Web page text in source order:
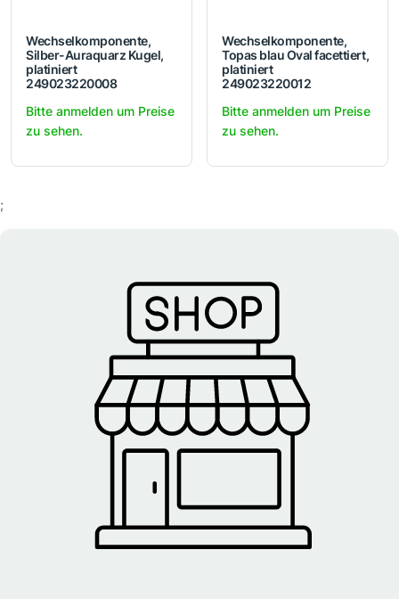
Wechselkomponente,
Silber-Auraquarz Kugel,
platiniert
249023220008
Bitte anmelden um Preise
zu sehen.
Wechselkomponente,
Topas blau Oval facettiert,
platiniert
249023220012
Bitte anmelden um Preise
zu sehen.
;